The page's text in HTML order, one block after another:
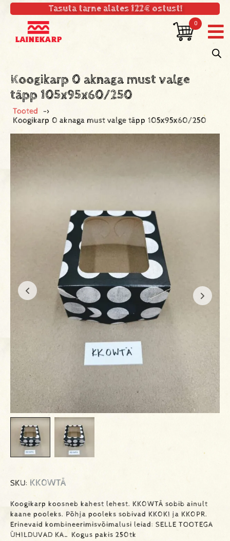
Tasuta tarne alates 122€ ostust!
0
Koogikarp 0 aknaga must valge
täpp 105x95x60/250
Tooted ->
Koogikarp 0 aknaga must valge täpp 105x95x60/250
SKU: KK0WTÄ
Koogikarp koosneb kahest lehest. KK0WTÄ sobib ainult
kaane pooleks. Põhja pooleks sobivad KK0KI ja KK0PR.
Erinevaid kombineerimisvõimalusi leiad: SELLE TOOTEGA
ÜHILDUVAD KA… Kogus pakis 250tk